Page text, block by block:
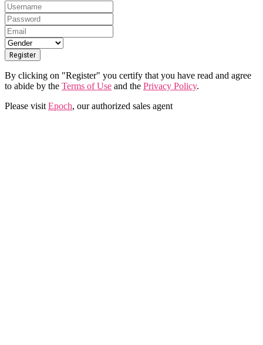
By clicking on "Register" you certify that you have read and agree
to abide by the Terms of Use and the Privacy Policy.
Please visit Epoch, our authorized sales agent